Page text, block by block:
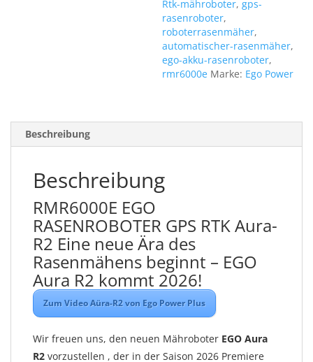
Rtk-mähroboter,gps-
rasenroboter,
roboterrasenmäher,
automatischer-rasenmäher,
ego-akku-rasenroboter,
rmr6000e Marke: Ego Power
Beschreibung
Beschreibung
RMR6000E EGO
RASENROBOTER GPS RTK Aura-
R2 Eine neue Ära des
Rasenmähens beginnt – EGO
Aura R2 kommt 2026!
Zum Video Aüra-R2 von Ego Power Plus
Wir freuen uns, den neuen Mähroboter EGO Aura
R2 vorzustellen , der in der Saison 2026 Premiere